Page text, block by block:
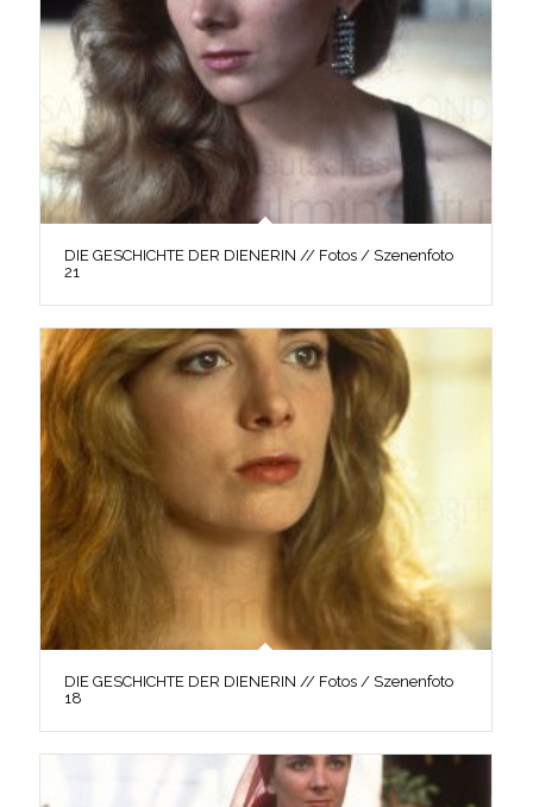
DIE GESCHICHTE DER DIENERIN // Fotos / Szenenfoto
21
DIE GESCHICHTE DER DIENERIN // Fotos / Szenenfoto
18